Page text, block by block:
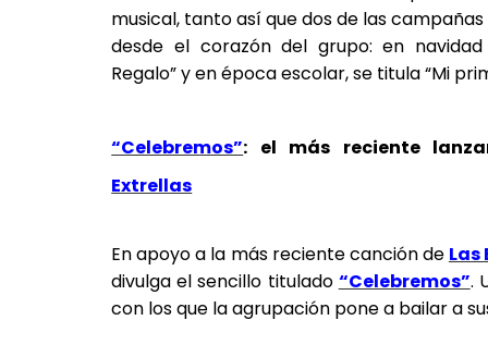
musical, tanto así que dos de las
desde el corazón del grupo: en
Regalo” y en época escolar, se titula “Mi
“Celebremos”: el más reciente
Extrellas
En apoyo a la más reciente canción de Las
divulga el sencillo titulado “Celebremos”.
con los que la agrupación pone a bailar a